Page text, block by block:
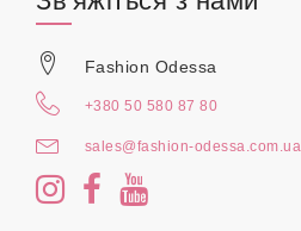
Fashion Odessa
+380 50 580 87 80
sales@fashion-odessa.com.ua